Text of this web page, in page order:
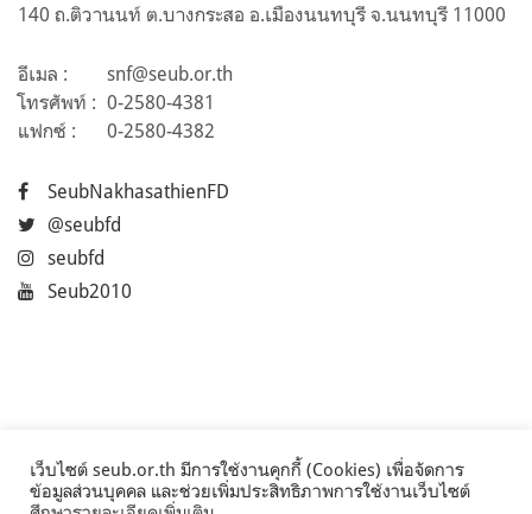
140 ถ.ติวานนท์ ต.บางกระสอ อ.เมืองนนทบุรี จ.นนทบุรี 11000
อีเมล :
snf@seub.or.th
โทรศัพท์ : 0-2580-4381
แฟกซ์ :
0-2580-4382
SeubNakhasathienFD
@seubfd
seubfd
Seub2010
เว็บไซต์ seub.or.th มีการใช้งานคุกกี้ (Cookies) เพื่อจัดการ
ข้อมูลส่วนบุคคล และช่วยเพิ่มประสิทธิภาพการใช้งานเว็บไซต์